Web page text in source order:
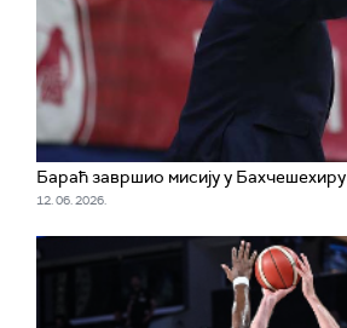
Бараћ завршио мисију у Бахчешехиру
12. 06. 2026.